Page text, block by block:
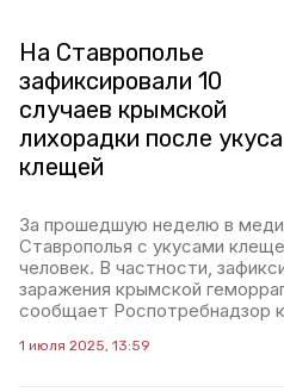
На Ставрополье
зафиксировали 10
случаев крымской
лихорадки после укуса
клещей
За прошедшую неделю в
Ставрополья с укусами
человек. В частности,
заражения крымской
сообщает Роспотребнадзор
1 июля 2025, 13:59